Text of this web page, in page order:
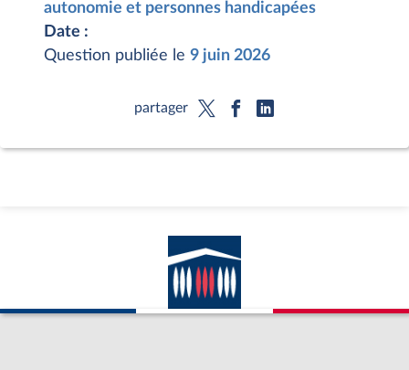
autonomie et personnes handicapées
Date :
Question publiée le 9 juin 2026
partager